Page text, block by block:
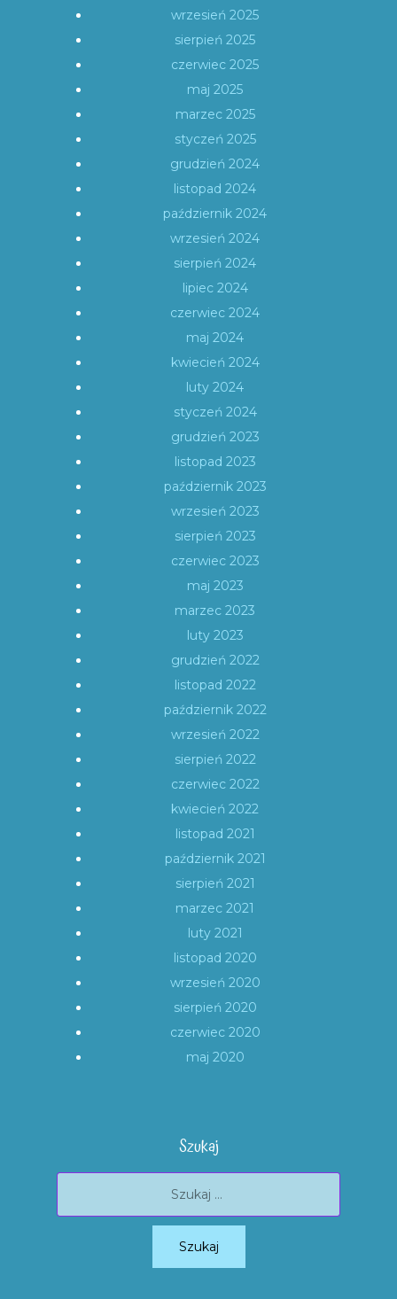
wrzesień 2025
sierpień 2025
czerwiec 2025
maj 2025
marzec 2025
styczeń 2025
grudzień 2024
listopad 2024
październik 2024
wrzesień 2024
sierpień 2024
lipiec 2024
czerwiec 2024
maj 2024
kwiecień 2024
luty 2024
styczeń 2024
grudzień 2023
listopad 2023
październik 2023
wrzesień 2023
sierpień 2023
czerwiec 2023
maj 2023
marzec 2023
luty 2023
grudzień 2022
listopad 2022
październik 2022
wrzesień 2022
sierpień 2022
czerwiec 2022
kwiecień 2022
listopad 2021
październik 2021
sierpień 2021
marzec 2021
luty 2021
listopad 2020
wrzesień 2020
sierpień 2020
czerwiec 2020
maj 2020
Szukaj